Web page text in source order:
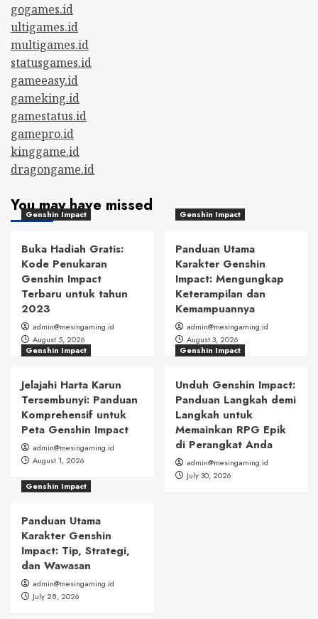
gogames.id
ultigames.id
multigames.id
statusgames.id
gameeasy.id
gameking.id
gamestatus.id
gamepro.id
kinggame.id
dragongame.id
You may have missed
Genshin Impact
Buka Hadiah Gratis:
Kode Penukaran
Genshin Impact
Terbaru untuk tahun
2023
admin@mesingaming.id
August 5, 2026
Genshin Impact
Panduan Utama
Karakter Genshin
Impact: Mengungkap
Keterampilan dan
Kemampuannya
admin@mesingaming.id
August 3, 2026
Genshin Impact
Jelajahi Harta Karun
Tersembunyi: Panduan
Komprehensif untuk
Peta Genshin Impact
admin@mesingaming.id
August 1, 2026
Genshin Impact
Unduh Genshin Impact:
Panduan Langkah demi
Langkah untuk
Memainkan RPG Epik
di Perangkat Anda
admin@mesingaming.id
July 30, 2026
Genshin Impact
Panduan Utama
Karakter Genshin
Impact: Tip, Strategi,
dan Wawasan
admin@mesingaming.id
July 28, 2026